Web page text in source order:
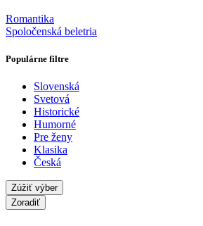
Romantika
Spoločenská beletria
Populárne filtre
Slovenská
Svetová
Historické
Humorné
Pre ženy
Klasika
Česká
Zúžiť výber
Zoradiť